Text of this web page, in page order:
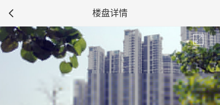
楼盘详情